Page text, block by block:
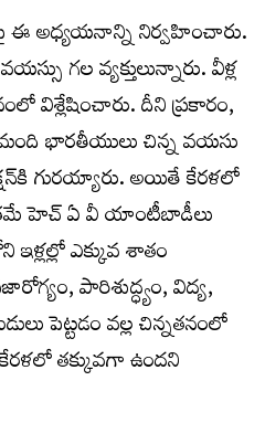
ఈ అధ్యయనాన్ని నిర్వహించారు.
గల వ్యక్తులున్నారు. వీళ్ల
విశ్లేషించారు. దీని ప్రకారం,
భారతీయులు చిన్న వయసు
గురయ్యారు. అయితే కేరళలో
హెచ్ ఏ వీ యాంటీబాడీలు
ఇళ్లల్లో ఎక్కువ శాతం
పారిశుద్ధ్యం, విద్య,
పెట్టడం వల్ల చిన్నతనంలో
తక్కువగా ఉందని